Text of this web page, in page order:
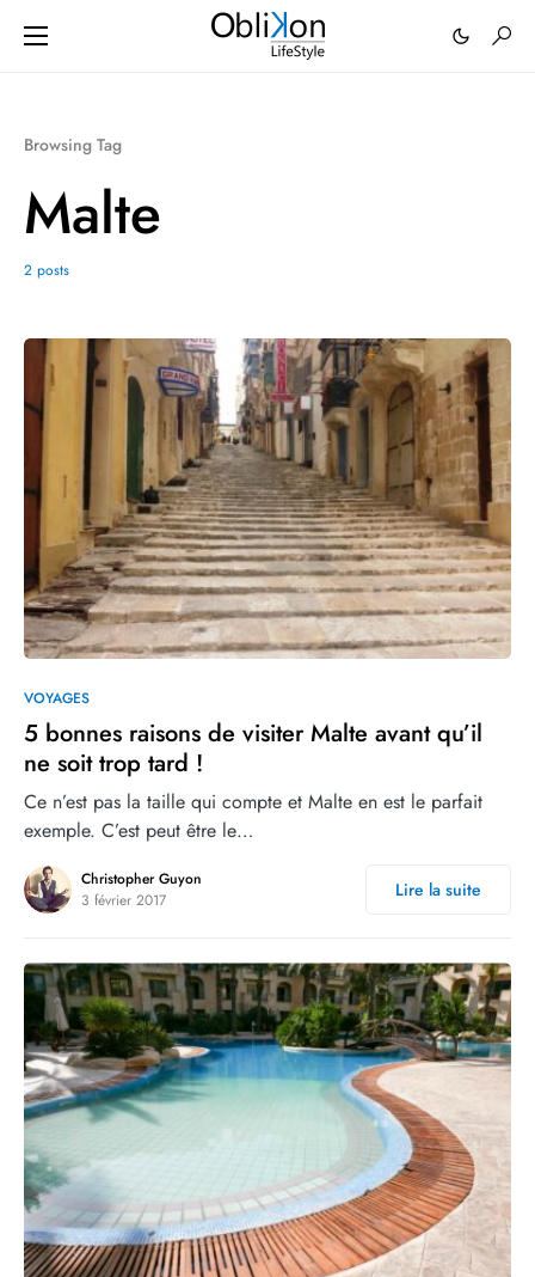
Browsing Tag
Malte
2 posts
VOYAGES
5 bonnes raisons de visiter Malte avant qu’il
ne soit trop tard !
Ce n’est pas la taille qui compte et Malte en est le parfait
exemple. C’est peut être le…
Christopher Guyon
3 février 2017
Lire la suite